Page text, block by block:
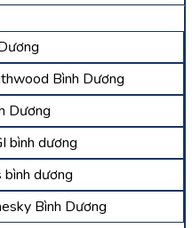
Bình Dương
Dương
bình dương
dương
Bình Dương